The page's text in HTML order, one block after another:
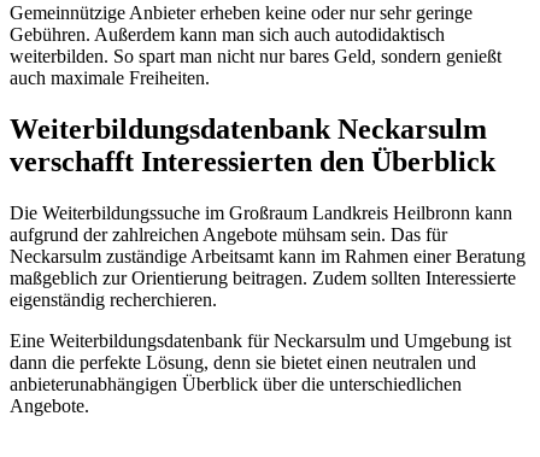
Gemeinnützige Anbieter erheben keine oder nur sehr geringe
Gebühren. Außerdem kann man sich auch autodidaktisch
weiterbilden. So spart man nicht nur bares Geld, sondern genießt
auch maximale Freiheiten.
Weiterbildungsdatenbank Neckarsulm
verschafft Interessierten den Überblick
Die Weiterbildungssuche im Großraum Landkreis Heilbronn kann
aufgrund der zahlreichen Angebote mühsam sein. Das für
Neckarsulm zuständige Arbeitsamt kann im Rahmen einer Beratung
maßgeblich zur Orientierung beitragen. Zudem sollten Interessierte
eigenständig recherchieren.
Eine Weiterbildungsdatenbank für Neckarsulm und Umgebung ist
dann die perfekte Lösung, denn sie bietet einen neutralen und
anbieterunabhängigen Überblick über die unterschiedlichen
Angebote.